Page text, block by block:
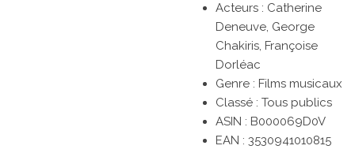
Acteurs : Catherine
Deneuve, George
Chakiris, Françoise
Dorléac
Genre : Films musicaux
Classé : Tous publics
ASIN : B000069D0V
EAN : 3530941010815